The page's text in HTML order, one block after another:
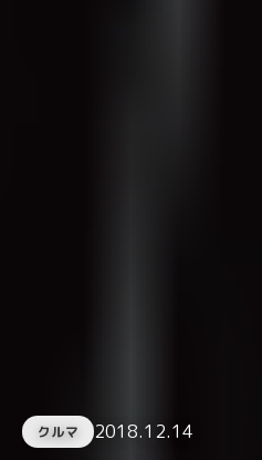
クルマ 2018.12.14